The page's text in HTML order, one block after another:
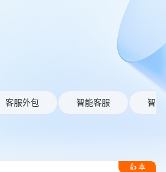
客服外包 智能客服 智能
👍 本